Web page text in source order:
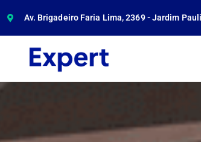
Av. Brigadeiro Faria Lima, 2369 - Jardim